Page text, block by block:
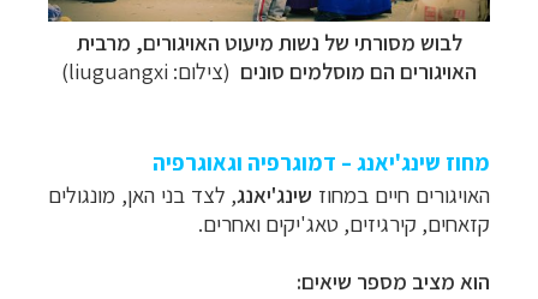
לבוש מסורתי של נשות מיעוט האויגורים, מרבית
האויגורים הם מוסלמים סונים (צילום: liuguangxi
)
מחוז שינג'יאנג – דמוגרפיה וגאוגרפיה
האויגורים חיים במחוז שינג'יאנג, לצד בני האן, מונגולים
קזאחים, קירגיזים, טאג'יקים ואחרים.
הוא מציב מספר שיאים: